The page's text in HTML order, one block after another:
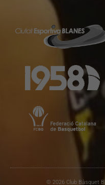
© 2026 Club Bàsquet